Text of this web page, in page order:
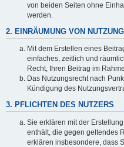
von beiden Seiten ohne
werden.
2. EINRÄUMUNG VON
Mit dem Erstellen eines
einfaches, zeitlich und
Recht, Ihren Beitrag im
Das Nutzungsrecht nach
Kündigung des
3. PFLICHTEN DES NUTZERS
Sie erklären mit der
enthält, die gegen geltendes
erklären insbesondere, dass